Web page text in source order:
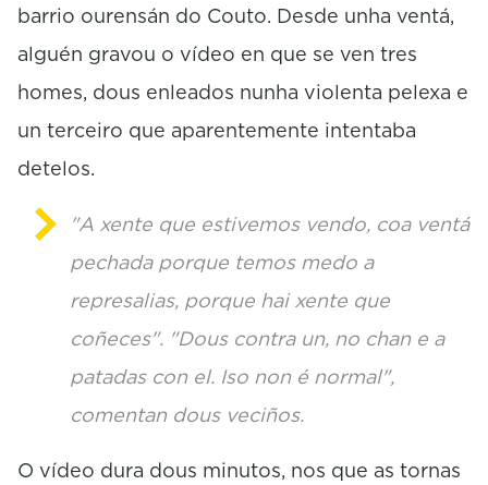
s
c
n
d
s
barrio ourensán do Couto. Desde unha ventá,
alguén gravou o vídeo en que se ven tres
homes, dous enleados nunha violenta pelexa e
un terceiro que aparentemente intentaba
detelos.
"A xente que estivemos vendo, coa ventá
pechada porque temos medo a
represalias, porque hai xente que
coñeces". "Dous contra un, no chan e a
patadas con el. Iso non é normal",
comentan dous veciños.
O vídeo dura dous minutos, nos que as tornas